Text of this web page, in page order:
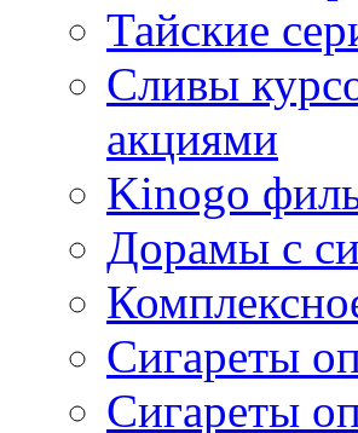
Тайские
Сливы
акциями
Kinogo
Дорамы с
Сигареты
Сигареты